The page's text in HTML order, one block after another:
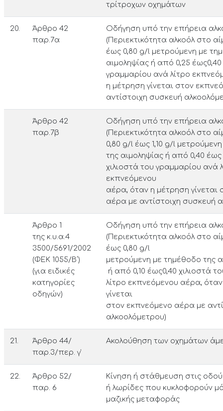
τρίτρο­χων οχημάτων
20.
Άρθρο 42
παρ.7α
Οδήγηση υπό την επήρεια
(Περιεκτικότητα αλκοόλ στο
έως 0,80 g/l μετρούμενη με
αιμοληψίας ή από 0,25 έως0,40
γραμμαρίου ανά λίτρο
η μέτρηση γίνεται στον
αντίστοιχη συσκευή
Άρθρο 42
παρ.7β
Οδήγηση υπό την επήρεια
(Περιεκτικότητα αλκοόλ στο
0,80 g/l έως 1,10 g/l
της αιμοληψίας ή από 0,40
χιλιοστά του γραμμαρίου ανά
εκπνεόμενου
αέρα, όταν η μέτρηση
αέρα με αντίστοιχη συσκευή
Άρθρο 1
της κ.υ.α.4
3500/5691/2002
(ΦΕΚ 1055/Β΄)
(για ειδικές
κατηγορίες
οδηγών)
Οδήγηση υπό την επήρεια
(Περιεκτικότητα αλκοόλ στο
έως 0,80 g/l
μετρούμενη με τημέθοδο της
ή από 0,10 έως0,40 χιλιοστά
λίτρο εκπνεόμενου αέρα,
γίνεται
στον εκπνεόμενο αέρα με
αλκοολόμετρου)
21.
Άρθρο 44/
παρ.3/περ. γ’
Ακολούθηση των οχημάτων
22.
Άρθρο 52/
παρ. 6
Κίνηση ή στάθμευση στις
ή λωρίδες που κυκλοφορούν
μαζικής μεταφοράς